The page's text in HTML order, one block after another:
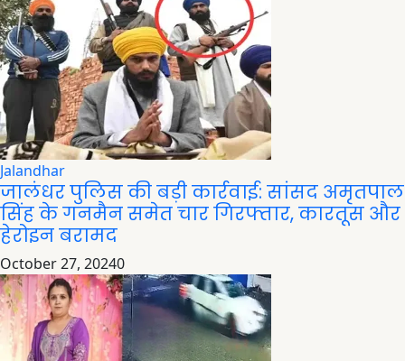
Jalandhar
जालंधर पुलिस की बड़ी कार्रवाई: सांसद अमृतपाल
सिंह के गनमैन समेत चार गिरफ्तार, कारतूस और
हेरोइन बरामद
October 27, 20240